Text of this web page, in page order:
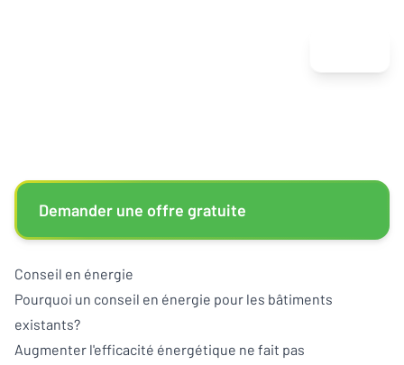
Conseil en énergie
Pourquoi un conseil en énergie pour les bâtiments
existants?
Augmenter l'efficacité énergétique ne fait pas
Demander une offre gratuite